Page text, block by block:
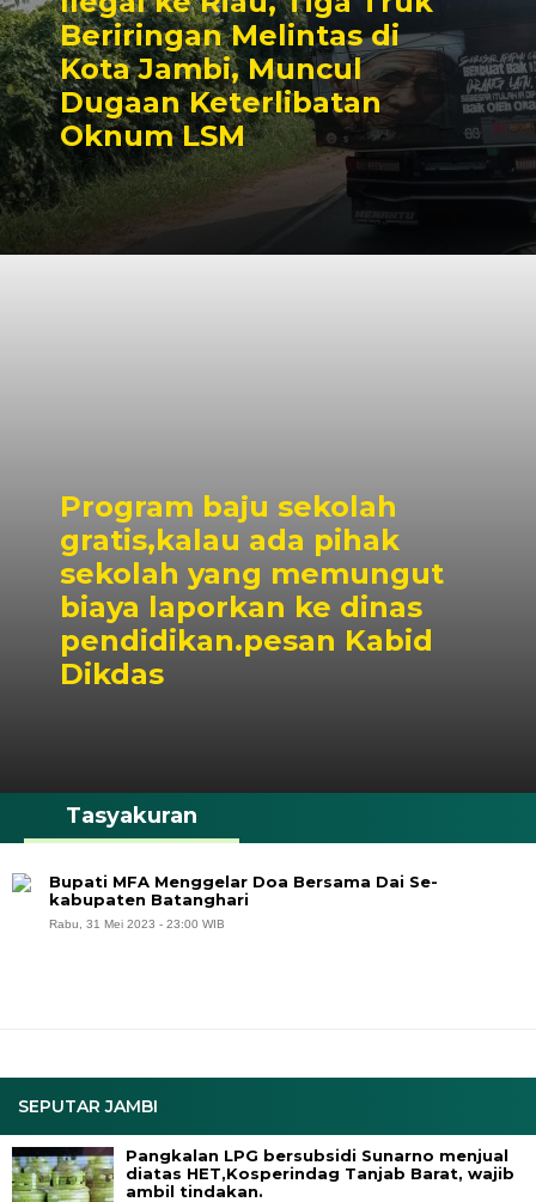
Beriringan Melintas di
Kota Jambi, Muncul
Dugaan Keterlibatan
Oknum LSM
Program baju sekolah
gratis,kalau ada pihak
sekolah yang memungut
biaya laporkan ke dinas
pendidikan.pesan Kabid
Dikdas
SEPUTAR JAMBI
Pangkalan LPG bersubsidi Sunarno menjual
diatas HET,Kosperindag Tanjab Barat, wajib
ambil tindakan.
Tasyakuran
Bupati MFA Menggelar Doa Bersama Dai Se-
kabupaten Batanghari
Rabu, 31 Mei 2023 - 23:00 WIB